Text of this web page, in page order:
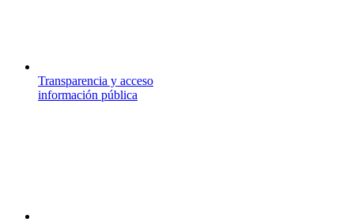
Transparencia y acceso
información pública